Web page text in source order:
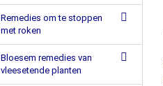
Remedies om te stoppen
met roken
Bloesem remedies van
vleesetende planten